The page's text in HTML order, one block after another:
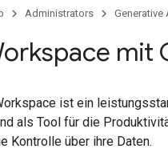
Administrators Generative
mit
ist ein
als Tool für die
Kontrolle über ihre Daten.